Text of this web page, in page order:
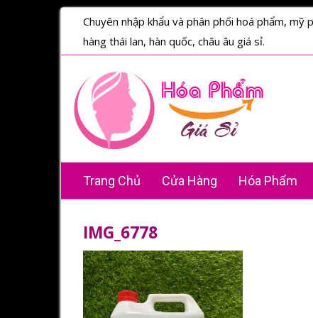
Chuyên nhập khẩu và phân phối hoá phẩm, mỹ
hàng thái lan, hàn quốc, châu âu giá sỉ.
Trang Chủ Cửa Hàng Hóa Phẩm
IMG_6778